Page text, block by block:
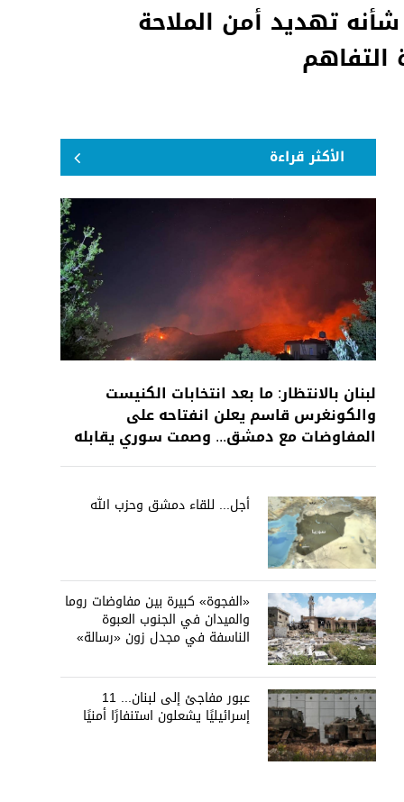
تهديد أمن الملاحة
التفاهم
الأكثر قراءة
لبنان بالانتظار: ما بعد انتخابات الكنيست
والكونغرس قاسم يعلن انفتاحه على
المفاوضات مع دمشق... وصمت سوري يقابله
أجل... للقاء دمشق وحزب الله
«الفجوة» كبيرة بين مفاوضات روما
والميدان في الجنوب العبوة
الناسفة في مجدل زون «رسالة»
عبور مفاجئ إلى لبنان... 11
إسرائيليًا يشعلون استنفارًا أمنيًا